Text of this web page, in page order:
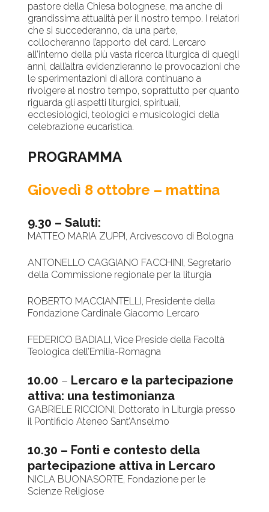
pastore della Chiesa bolognese, ma anche di
grandissima attualità per il nostro tempo. I relatori
che si succederanno, da una parte,
collocheranno l’apporto del card. Lercaro
all’interno della più vasta ricerca liturgica di quegli
anni, dall’altra evidenzieranno le provocazioni che
le sperimentazioni di allora continuano a
rivolgere al nostro tempo, soprattutto per quanto
riguarda gli aspetti liturgici, spirituali,
ecclesiologici, teologici e musicologici della
celebrazione eucaristica.
PROGRAMMA
Giovedì 8 ottobre – mattina
9.30 – Saluti:
MATTEO MARIA ZUPPI, Arcivescovo di Bologna
ANTONELLO CAGGIANO FACCHINI, Segretario
della Commissione regionale per la liturgia
ROBERTO MACCIANTELLI, Presidente della
Fondazione Cardinale Giacomo Lercaro
FEDERICO BADIALI, Vice Preside della Facoltà
Teologica dell’Emilia-Romagna
10.00 – Lercaro e la partecipazione
attiva: una testimonianza
GABRIELE RICCIONI, Dottorato in Liturgia presso
il Pontificio Ateneo Sant’Anselmo
10.30 – Fonti e contesto della
partecipazione attiva in Lercaro
NICLA BUONASORTE, Fondazione per le
Scienze Religiose